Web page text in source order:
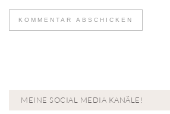
MEINE SOCIAL MEDIA KANÄLE!